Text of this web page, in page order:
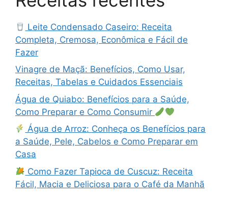
Leite Condensado Caseiro: Receita
Completa, Cremosa, Econômica e Fácil de
Fazer
Vinagre de Maçã: Benefícios, Como Usar,
Receitas, Tabelas e Cuidados Essenciais
Água de Quiabo: Benefícios para a Saúde,
Como Preparar e Como Consumir
Água de Arroz: Conheça os Benefícios para
a Saúde, Pele, Cabelos e Como Preparar em
Casa
Como Fazer Tapioca de Cuscuz: Receita
Fácil, Macia e Deliciosa para o Café da Manhã